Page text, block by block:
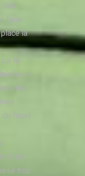
des
face
la
la
les 4
les
du fouet
trop